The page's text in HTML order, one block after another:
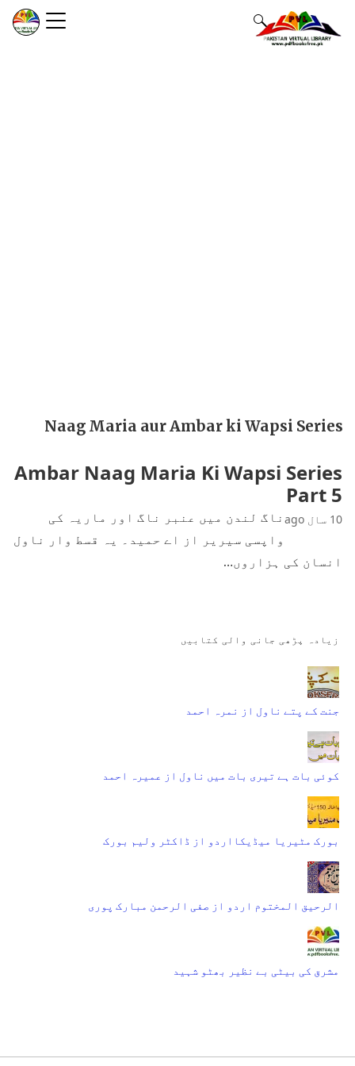
Naag Maria aur Ambar ki Wapsi Series
Ambar Naag Maria Ki Wapsi Series
Part 5
10 سال ago
ناگ لندن میں عنبر ناگ اور ماریہ کی
واپسی سیریر از اے حمید۔ یہ قسط وار ناول
انسان کی ہزاروں…
زیادہ پڑھی جانی والی کتابیں
جنت کے پتے ناول از نمرہ احمد
کوئی بات ہے تیری بات میں ناول از عمیرہ احمد
بورک مٹیریا میڈیکااردو از ڈاکٹر ولیم بورک
الرحیق المختوم اردو از صفی الرحمن مبارک پوری
مشرق کی بیٹی بے نظیر بھٹو شہید